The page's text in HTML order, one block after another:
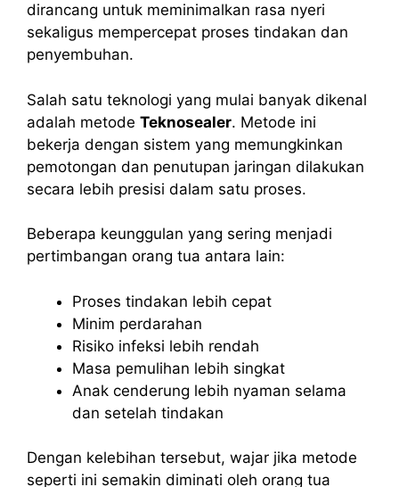
dirancang untuk meminimalkan rasa nyeri
sekaligus mempercepat proses tindakan dan
penyembuhan.
Salah satu teknologi yang mulai banyak dikenal
adalah metode Teknosealer. Metode ini
bekerja dengan sistem yang memungkinkan
pemotongan dan penutupan jaringan dilakukan
secara lebih presisi dalam satu proses.
Beberapa keunggulan yang sering menjadi
pertimbangan orang tua antara lain:
Proses tindakan lebih cepat
Minim perdarahan
Risiko infeksi lebih rendah
Masa pemulihan lebih singkat
Anak cenderung lebih nyaman selama
dan setelah tindakan
Dengan kelebihan tersebut, wajar jika metode
seperti ini semakin diminati oleh orang tua